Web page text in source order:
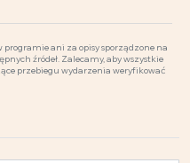
ani za opisy sporządzone na
źródeł. Zalecamy, aby wszystkie
przebiegu wydarzenia weryfikować